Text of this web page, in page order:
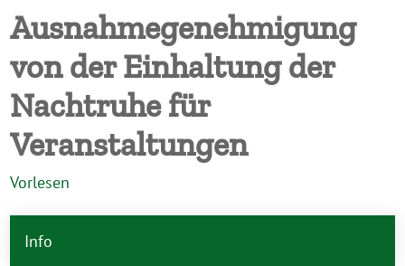
Ausnahmegenehmigung
von der Einhaltung der
Nachtruhe für
Veranstaltungen
Vorlesen
Info